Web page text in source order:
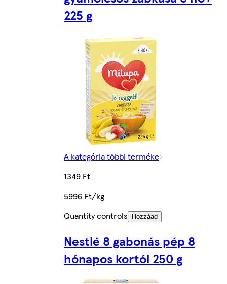
225 g
A kategória többi terméke
1349 Ft
5996 Ft/kg
Quantity controls
Hozzáad
Nestlé 8 gabonás pép 8
hónapos kortól 250 g